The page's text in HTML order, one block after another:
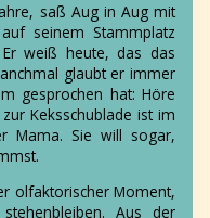
saß Aug in Aug mit
seinem Stammplatz
weiß heute, das das
glaubt er immer
gesprochen hat: Höre
Keksschublade ist im
Mama. Sie will sogar,
olfaktorischer Moment,
Aus der